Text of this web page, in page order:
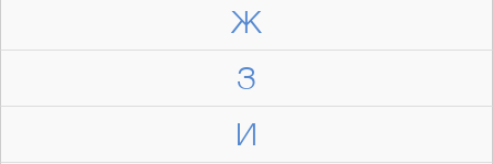
Ж
З
И